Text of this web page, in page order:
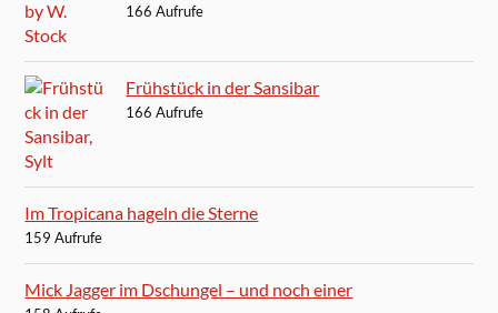
166 Aufrufe
Frühstück in der Sansibar
166 Aufrufe
Im Tropicana hageln die Sterne
159 Aufrufe
Mick Jagger im Dschungel – und noch einer